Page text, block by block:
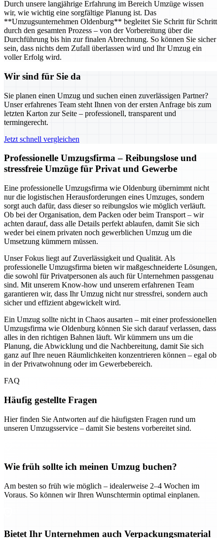
Durch unsere langjährige Erfahrung im Bereich Umzüge wissen
wir, wie wichtig eine sorgfältige Planung ist. Das
**Umzugsunternehmen Oldenburg** begleitet Sie Schritt für Schritt
durch den gesamten Prozess – von der Vorbereitung über die
Durchführung bis hin zur finalen Abrechnung. So können Sie sicher
sein, dass nichts dem Zufall überlassen wird und Ihr Umzug ein
voller Erfolg wird.
Wir sind für Sie da
Sie planen einen Umzug und suchen einen zuverlässigen Partner?
Unser erfahrenes Team steht Ihnen von der ersten Anfrage bis zum
letzten Karton zur Seite – professionell, transparent und
termingerecht.
Jetzt schnell vergleichen
Professionelle Umzugsfirma – Reibungslose und
stressfreie Umzüge für Privat und Gewerbe
Eine professionelle Umzugsfirma wie Oldenburg übernimmt nicht
nur die logistischen Herausforderungen eines Umzuges, sondern
sorgt auch dafür, dass dieser so reibungslos wie möglich verläuft.
Ob bei der Organisation, dem Packen oder beim Transport – wir
achten darauf, dass alle Details perfekt ablaufen, damit Sie sich
weder bei einem privaten noch gewerblichen Umzug um die
Umsetzung kümmern müssen.
Unser Fokus liegt auf Zuverlässigkeit und Qualität. Als
professionelle Umzugsfirma bieten wir maßgeschneiderte Lösungen,
die sowohl für Privatpersonen als auch für Unternehmen passgenau
sind. Mit unserem Know-how und unserem erfahrenen Team
garantieren wir, dass Ihr Umzug nicht nur stressfrei, sondern auch
sicher und effizient abgewickelt wird.
Ein Umzug sollte nicht in Chaos ausarten – mit einer professionellen
Umzugsfirma wie Oldenburg können Sie sich darauf verlassen, dass
alles in den richtigen Bahnen läuft. Wir kümmern uns um die
Planung, die Abwicklung und die Nachbereitung, damit Sie sich
ganz auf Ihre neuen Räumlichkeiten konzentrieren können – egal ob
in der Privatwohnung oder im Gewerbebereich.
FAQ
Häufig gestellte Fragen
Hier finden Sie Antworten auf die häufigsten Fragen rund um
unseren Umzugsservice – damit Sie bestens vorbereitet sind.
Wie früh sollte ich meinen Umzug buchen?
Am besten so früh wie möglich – idealerweise 2–4 Wochen im
Voraus. So können wir Ihren Wunschtermin optimal einplanen.
Bietet Ihr Unternehmen auch Verpackungsmaterial